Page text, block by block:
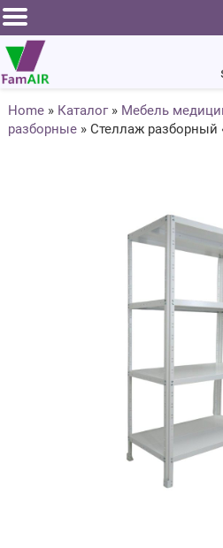
Задать
вопрос
специалисту
Главная
Home » Каталог » Мебель
разборные »Стеллаж разборный